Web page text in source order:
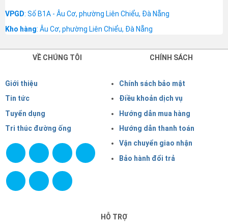
VPGD: Số B1A - Âu Cơ, phường Liên Chiểu, Đà Nẵng
Kho hàng: Âu Cơ, phường Liên Chiểu, Đà Nẵng
VỀ CHÚNG TÔI
Giới thiệu
Tin tức
Tuyển dụng
Tri thúc đường ống
CHÍNH SÁCH
Chính sách bảo mật
Điều khoản dịch vụ
Hướng dẫn mua hàng
Hướng dẫn thanh toán
Vận chuyển giao nhận
Bảo hành đổi trả
HỖ TRỢ